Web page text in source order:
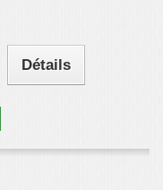
Détails